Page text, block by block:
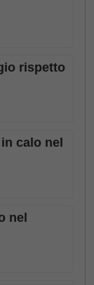
rispetto
calo nel
nel